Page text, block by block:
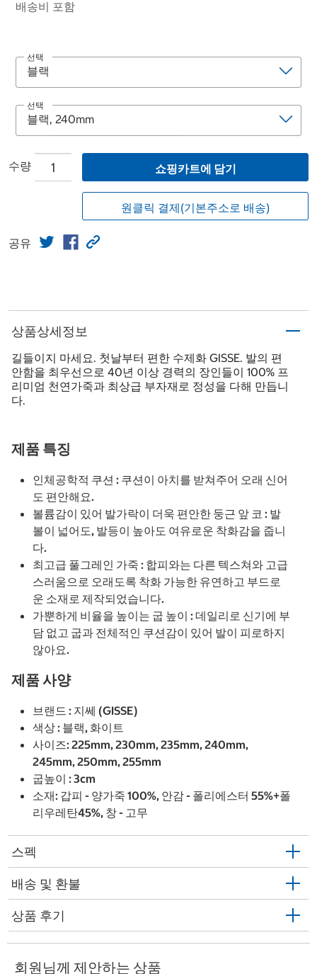
배송비 포함
선택
선택
수량 쇼핑카트에 담기
원클릭 결제(기본주소로 배송)
공유
상품상세정보
길들이지 마세요. 첫날부터 편한 수제화 GISSE. 발의 편
안함을 최우선으로 40년 이상 경력의 장인들이 100% 프
리미엄 천연가죽과 최상급 부자재로 정성을 다해 만듭니
다.
제품 특징
인체공학적 쿠션 : 쿠션이 아치를 받쳐주어 오래 신어
도 편안해요.
볼륨감이 있어 발가락이 더욱 편안한 둥근 앞 코 : 발
볼이 넓어도, 발등이 높아도 여유로운 착화감을 줍니
다.
최고급 풀그레인 가죽 : 합피와는 다른 텍스쳐와 고급
스러움으로 오래도록 착화 가능한 유연하고 부드로
운 소재로 제작되었습니다.
가뿐하게 비율을 높이는 굽 높이 : 데일리로 신기에 부
담 없고 굽과 전체적인 쿠션감이 있어 발이 피로하지
않아요.
제품 사양
브랜드 : 지쎄 (GISSE)
색상 : 블랙, 화이트
사이즈: 225mm, 230mm, 235mm, 240mm,
245mm, 250mm, 255mm
굽높이 : 3cm
소재: 갑피 - 양가죽 100%, 안감 - 폴리에스터 55%+폴
리우레탄45%, 창 - 고무
스펙
배송 및 환불
상품 후기
회원님께 제안하는 상품